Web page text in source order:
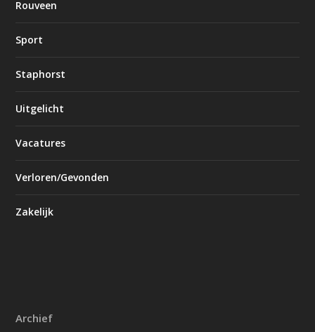
Rouveen
Sport
Staphorst
Uitgelicht
Vacatures
Verloren/Gevonden
Zakelijk
Archief